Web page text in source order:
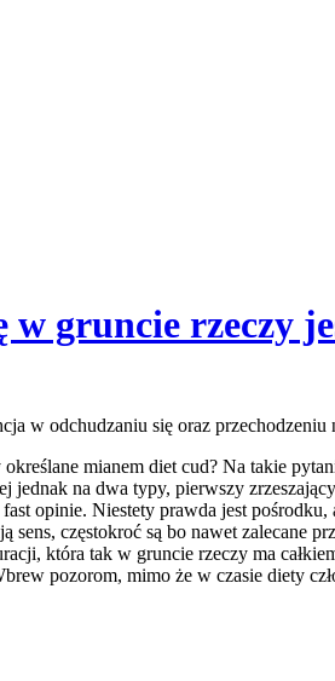
w gruncie rzeczy
w odchudzaniu się oraz przechodzeniu
mianem diet cud? Na takie
jednak na dwa typy, pierwszy
opinie. Niestety prawda jest
sens, częstokroć są bo nawet
która tak w gruncie rzeczy ma
pozorom, mimo że w czasie diety